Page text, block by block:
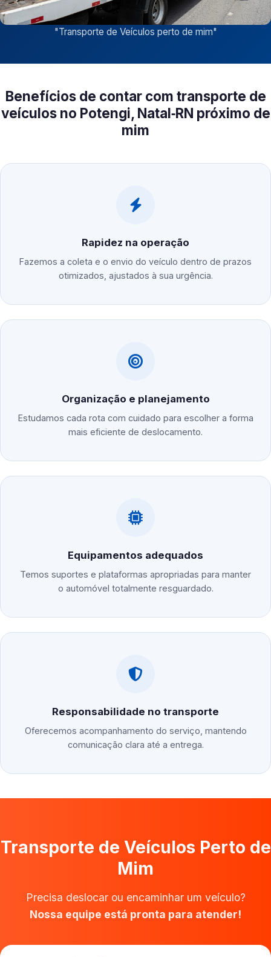
"Transporte de Veículos perto de mim"
Benefícios de contar com transporte de
veículos no Potengi, Natal‑RN próximo de
mim
Rapidez na operação
Fazemos a coleta e o envio do veículo dentro de prazos
otimizados, ajustados à sua urgência.
Organização e planejamento
Estudamos cada rota com cuidado para escolher a forma
mais eficiente de deslocamento.
Equipamentos adequados
Temos suportes e plataformas apropriadas para manter
o automóvel totalmente resguardado.
Responsabilidade no transporte
Oferecemos acompanhamento do serviço, mantendo
comunicação clara até a entrega.
Transporte de Veículos Perto de
Mim
Precisa deslocar ou encaminhar um veículo?
Nossa equipe está pronta para atender!